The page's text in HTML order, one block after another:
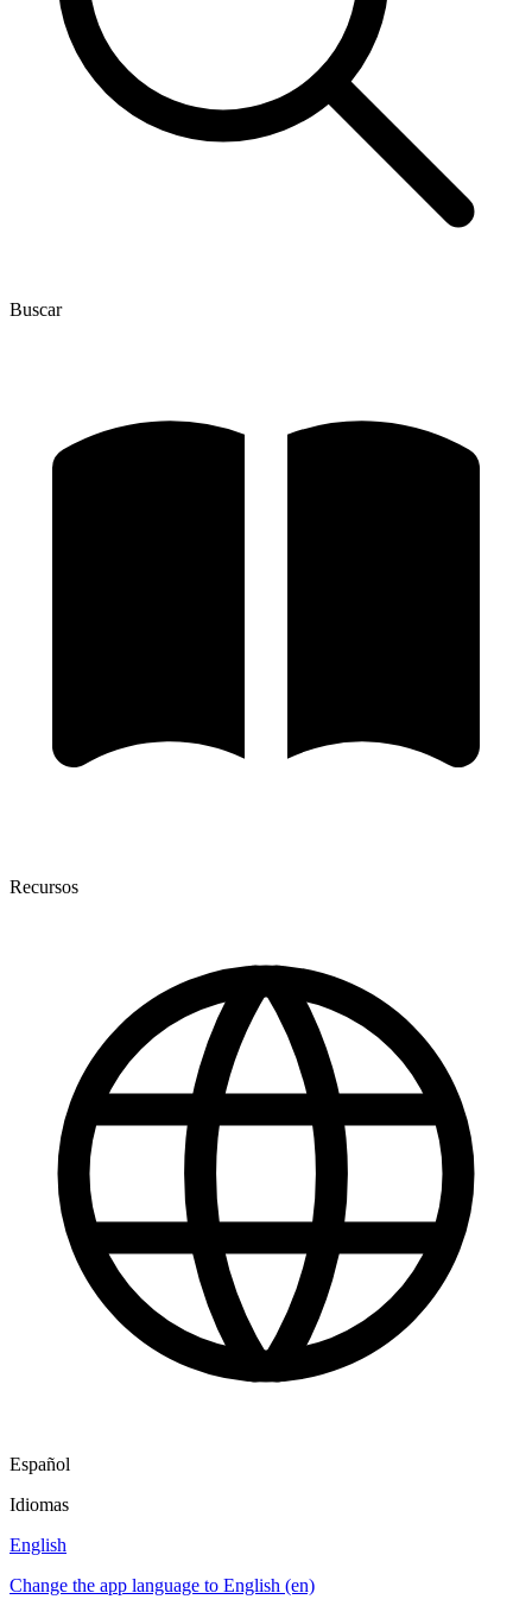
Buscar
Recursos
Español
Idiomas
English
Change the app language to English (en)